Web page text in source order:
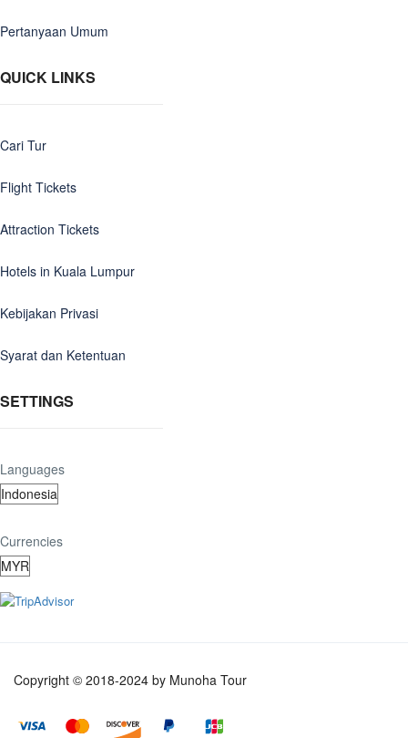
Pertanyaan Umum
QUICK LINKS
Cari Tur
Flight Tickets
Attraction Tickets
Hotels in Kuala Lumpur
Kebijakan Privasi
Syarat dan Ketentuan
SETTINGS
Languages
Currencies
Copyright © 2018-2024 by Munoha Tour